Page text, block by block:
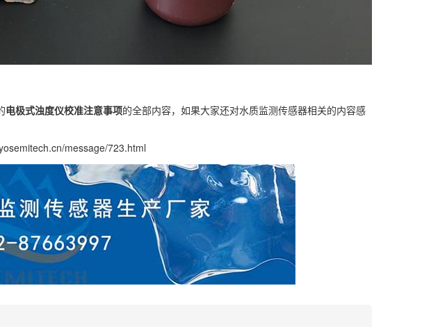
电极式浊度仪校准注意事项的全部内容，如果大家还对水质监测传感器相关的内容感
message/723.html